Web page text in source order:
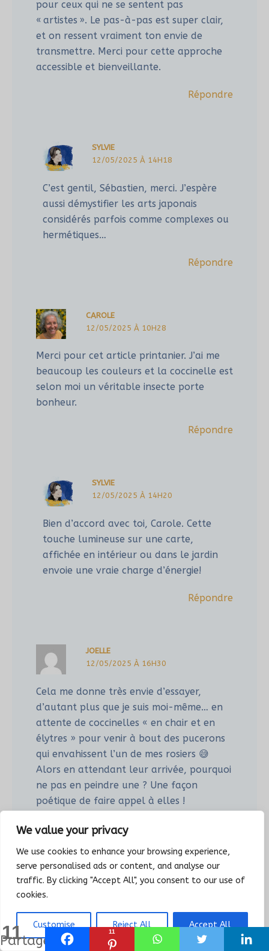
We value your privacy
We use cookies to enhance your browsing experience,
serve personalised ads or content, and analyse our
traffic. By clicking "Accept All", you consent to our use of
cookies.
Customise Reject All Accept All
11
Partages
11
pour ceux qui ne se sentent pas
« artistes ». Le pas-à-pas est super clair,
et on ressent vraiment ton envie de
transmettre. Merci pour cette approche
accessible et bienveillante.
Répondre
SYLVIE
12/05/2025 À 14H18
C’est gentil, Sébastien, merci. J’espère
aussi démystifier les arts japonais
considérés parfois comme complexes ou
hermétiques…
Répondre
CAROLE
12/05/2025 À 10H28
Merci pour cet article printanier. J’ai me
beaucoup les couleurs et la coccinelle est
selon moi un véritable insecte porte
bonheur.
Répondre
SYLVIE
12/05/2025 À 14H20
Bien d’accord avec toi, Carole. Cette
touche lumineuse sur une carte,
affichée en intérieur ou dans le jardin
envoie une vraie charge d’énergie!
Répondre
JOELLE
12/05/2025 À 16H30
Cela me donne très envie d’essayer,
d’autant plus que je suis moi-même… en
attente de coccinelles « en chair et en
élytres » pour venir à bout des pucerons
qui envahissent l’un de mes rosiers 😅
Alors en attendant leur arrivée, pourquoi
ne pas en peindre une ? Une façon
poétique de faire appel à elles !
douceur et de créativité 🎨
Répondre
SYLVIE
19/05/2025 À 14H58